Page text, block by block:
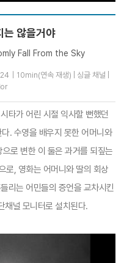
는 않을거야
Fall From the Sky
｜10min(연속 재생) | 싱글 채널 |
타가 어린 시절 익사할 뻔했던
. 수영을 배우지 못한 어머니와
로 변한 이 둘은 과거를 되짚는
로, 영화는 어머니와 딸의 회상
리는 어민들의 증언을 교차시킨
채널 모니터로 설치된다.